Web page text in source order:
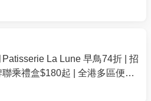
小時三日共4.5小時
小時兩日共4小時
間（詳見以下資料）
La Lune 早鳥74折 | 招
乘禮盒$180起 | 全港多區便利